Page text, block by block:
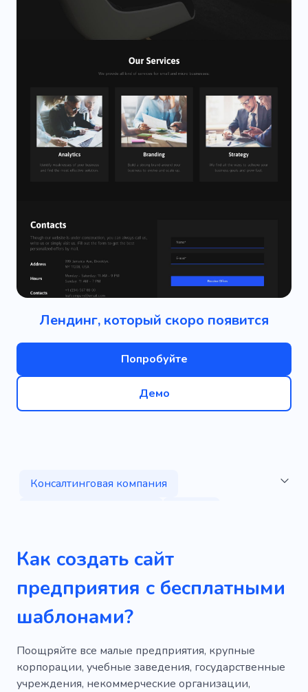
Лендинг, который скоро появится
Попробуйте
Демо
Консалтинговая компания
Организация
Обучение
Инновационность
Управление
Стратегия
Инвестиции
Технологический
Технологии
Цифровой
Компания
Продукт
Как создать сайт
предприятия с бесплатными
шаблонами?
Поощряйте все малые предприятия, крупные
корпорации, учебные заведения, государственные
учреждения, некоммерческие организации,